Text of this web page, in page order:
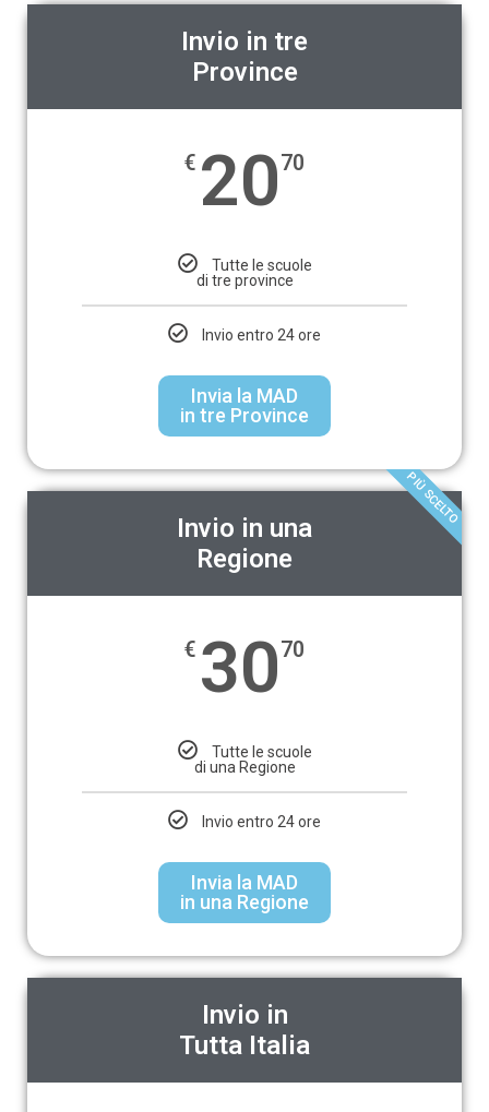
Invio in tre
Province
€ 2070
Tutte le scuole
di tre province
Invio entro 24 ore
Invia la MAD
in tre Province
PIÙ SCELTO
Invio in una
Regione
€ 3070
Tutte le scuole
di una Regione
Invio entro 24 ore
Invia la MAD
in una Regione
Invio in
Tutta Italia